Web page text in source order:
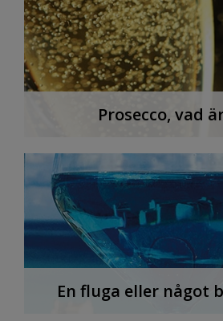
Prosecco, vad
En fluga eller något